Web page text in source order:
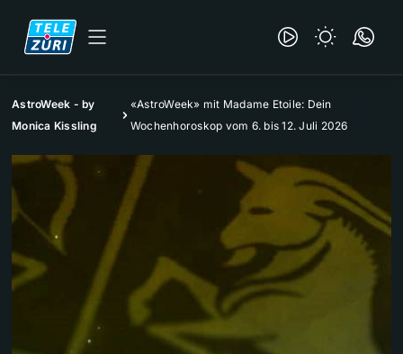
AstroWeek - by
Monica Kissling
«AstroWeek» mit Madame Etoile: Dein
Wochenhoroskop vom 6. bis 12. Juli 2026